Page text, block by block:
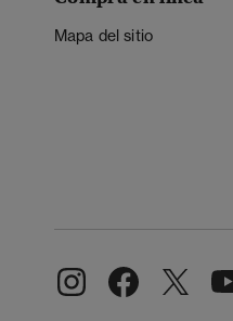
Mapa del sitio